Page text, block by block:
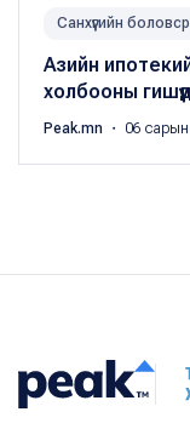
Санхүүгийн
Азийн
холбооны
Peak.mn ・ 06